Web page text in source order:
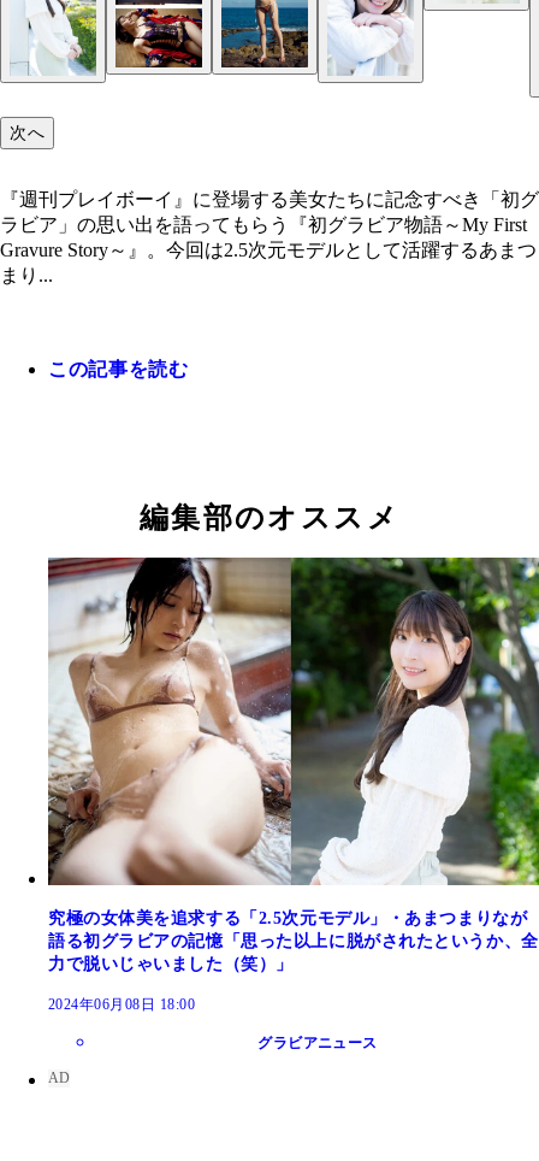
あまつまりな
あまつまりな
『あまつまりなは実在する。』 あまつまりな 撮影
まき 価格／1100円（税込） 太陽を全身に浴び、笑
ーチを歩いたり、穏やかにベッドでくつろいだり
いは温泉に浸かってホッとした表情を見せたり。
モデルあまつまりなのぬくもりあふれる姿がたっ
なお「週プレ2022年3月7日号No.10」には本グラビ
イキング動画が収録。バーのママを演じたあまつ
目な姿も楽しめる。
次へ
『週刊プレイボーイ』に登場する美女たちに記念すべき「初グ
ラビア」の思い出を語ってもらう『初グラビア物語～My First
Gravure Story～』。今回は2.5次元モデルとして活躍するあまつ
まり...
この記事を読む
編集部のオススメ
究極の女体美を追求する「2.5次元モデル」・あまつまりなが
語る初グラビアの記憶「思った以上に脱がされたというか、全
力で脱いじゃいました（笑）」
2024年06月08日 18:00
グラビアニュース